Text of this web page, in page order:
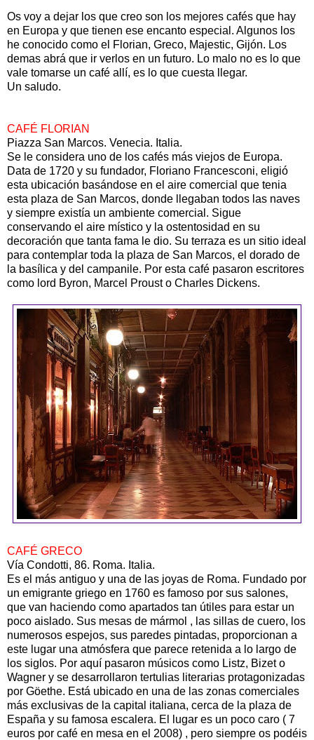
Os voy a dejar los que creo son los mejores cafés que hay
en Europa y que tienen ese encanto especial. Algunos los
he conocido como el Florian, Greco, Majestic, Gijón. Los
demas abrá que ir verlos en un futuro. Lo malo no es lo que
vale tomarse un café allí, es lo que cuesta llegar.
Un saludo.
CAFÉ FLORIAN
Piazza San Marcos. Venecia. Italia.
Se le considera uno de los cafés más viejos de Europa.
Data de 1720 y su fundador, Floriano Francesconi, eligió
esta ubicación basándose en el aire comercial que tenia
esta plaza de San Marcos, donde llegaban todos las naves
y siempre existía un ambiente comercial. Sigue
conservando el aire místico y la ostentosidad en su
decoración que tanta fama le dio. Su terraza es un sitio ideal
para contemplar toda la plaza de San Marcos, el dorado de
la basílica y del campanile. Por esta café pasaron escritores
como lord Byron, Marcel Proust o Charles Dickens.
CAFÉ GRECO
Vía Condotti, 86. Roma. Italia.
Es el más antiguo y una de las joyas de Roma. Fundado por
un emigrante griego en 1760 es famoso por sus salones,
que van haciendo como apartados tan útiles para estar un
poco aislado. Sus mesas de mármol , las sillas de cuero, los
numerosos espejos, sus paredes pintadas, proporcionan a
este lugar una atmósfera que parece retenida a lo largo de
los siglos. Por aquí pasaron músicos como Listz, Bizet o
Wagner y se desarrollaron tertulias literarias protagonizadas
por Göethe. Está ubicado en una de las zonas comerciales
más exclusivas de la capital italiana, cerca de la plaza de
España y su famosa escalera. El lugar es un poco caro ( 7
euros por café en mesa en el 2008) , pero siempre os podéis